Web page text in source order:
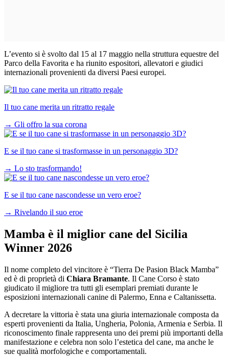
L’evento si è svolto dal 15 al 17 maggio nella struttura equestre del
Parco della Favorita e ha riunito espositori, allevatori e giudici
internazionali provenienti da diversi Paesi europei.
Il tuo cane merita un ritratto regale
→ Gli offro la sua corona
E se il tuo cane si trasformasse in un personaggio 3D?
→ Lo sto trasformando!
E se il tuo cane nascondesse un vero eroe?
→ Rivelando il suo eroe
Mamba è il miglior cane del Sicilia
Winner 2026
Il nome completo del vincitore è “Tierra De Pasion Black Mamba”
ed è di proprietà di Chiara Bramante. Il Cane Corso è stato
giudicato il migliore tra tutti gli esemplari premiati durante le
esposizioni internazionali canine di Palermo, Enna e Caltanissetta.
A decretare la vittoria è stata una giuria internazionale composta da
esperti provenienti da Italia, Ungheria, Polonia, Armenia e Serbia. Il
riconoscimento finale rappresenta uno dei premi più importanti della
manifestazione e celebra non solo l’estetica del cane, ma anche le
sue qualità morfologiche e comportamentali.